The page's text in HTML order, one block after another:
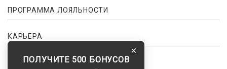
ПРОГРАММА ЛОЯЛЬНОСТИ
КАРЬЕРА
ПАРТНЕРСТВО ДЛЯ СТИЛИСТОВ
×
ПОЛУЧИТЕ 500 БОНУСОВ